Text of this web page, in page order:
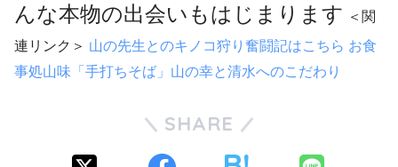
んな本物の出会いもはじまります ＜関
連リンク＞ 山の先生とのキノコ狩り奮闘記はこちら お食
事処山味「手打ちそば」山の幸と清水へのこだわり
SHARE